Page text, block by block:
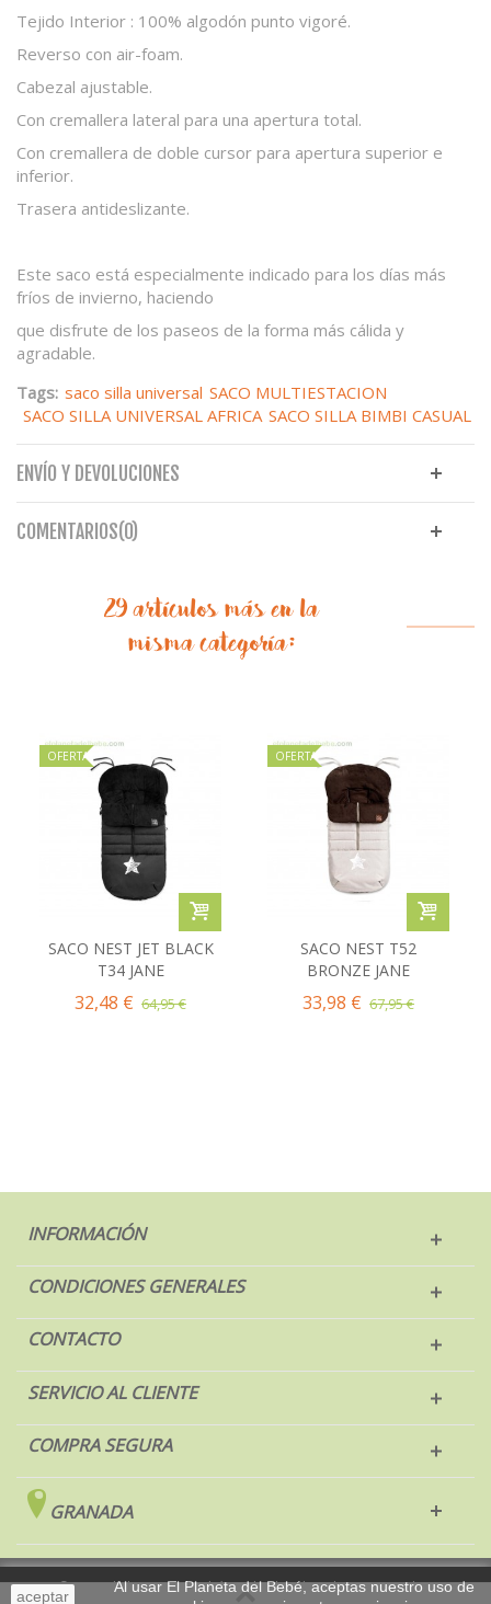
Tejido Interior : 100% algodón punto vigoré.
Reverso con air-foam.
Cabezal ajustable.
Con cremallera lateral para una apertura total.
Con cremallera de doble cursor para apertura superior e
inferior.
Trasera antideslizante.
Este saco está especialmente indicado para los días más
fríos de invierno, haciendo
que disfrute de los paseos de la forma más cálida y
agradable.
Tags: saco silla universal SACO MULTIESTACION
SACO SILLA UNIVERSAL AFRICA SACO SILLA BIMBI CASUAL
ENVÍO Y DEVOLUCIONES
COMENTARIOS(0)
29 artículos más en la
misma categoría:
OFERTA
SACO NEST JET BLACK
T34 JANE
32,48 € 64,95 €
OFERTA
SACO NEST T52
BRONZE JANE
33,98 € 67,95 €
INFORMACIÓN
CONDICIONES GENERALES
CONTACTO
SERVICIO AL CLIENTE
COMPRA SEGURA
GRANADA
aceptar
Al usar El Planeta del Bebé, aceptas nuestro uso de
© 2017 El Planeta del Bebé. Todos los derechos reservados.